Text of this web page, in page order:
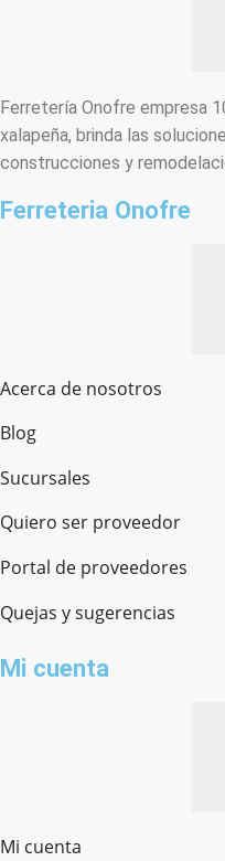
Ferretería Onofre empresa
xalapeña, brinda las
construcciones y
Ferreteria Onofre
Acerca de nosotros
Blog
Sucursales
Quiero ser proveedor
Portal de proveedores
Quejas y sugerencias
Mi cuenta
Mi cuenta